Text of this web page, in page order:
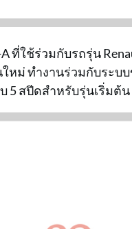
ใช้ร่วมกับรถรุ่น
หม่ ทำงานร่วมกับระบ
5 สปีดสำหรับรุ่นเริ่มต้น